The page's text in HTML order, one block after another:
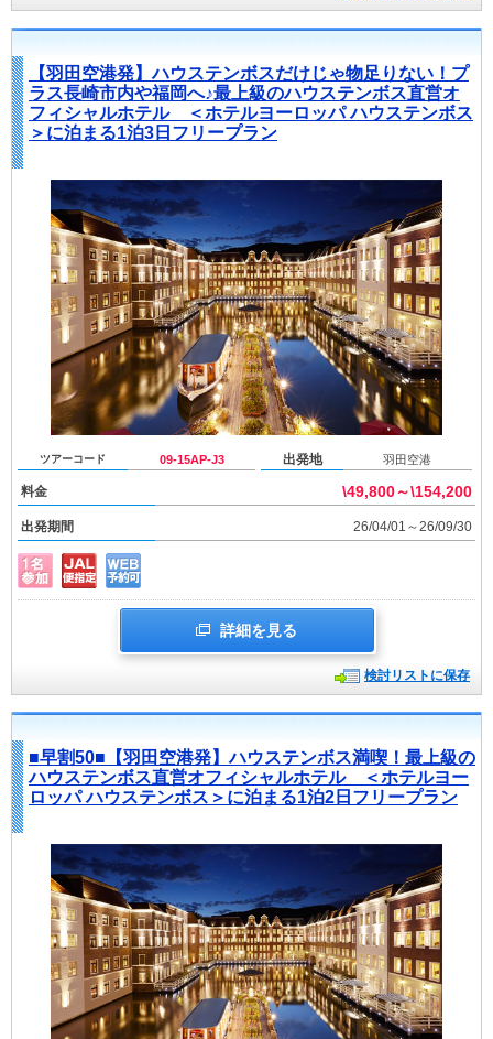
【羽田空港発】ハウステンボスだけじゃ物足りない！プ
ラス長崎市内や福岡へ♪最上級のハウステンボス直営オ
フィシャルホテル ＜ホテルヨーロッパ ハウステンボス
＞に泊まる1泊3日フリープラン
ツアーコード 09-15AP-J3 出発地 羽田空港
料金 \49,800～\154,200
出発期間 26/04/01～26/09/30
詳細を見る
検討リストに保存
■早割50■【羽田空港発】ハウステンボス満喫！最上級の
ハウステンボス直営オフィシャルホテル ＜ホテルヨー
ロッパ ハウステンボス＞に泊まる1泊2日フリープラン